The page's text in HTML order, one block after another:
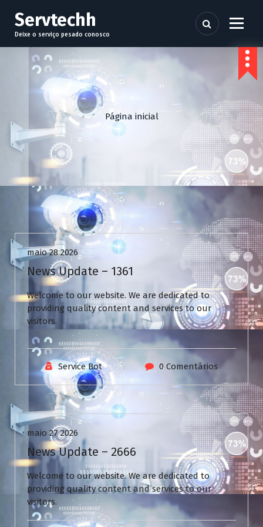
a
e
Servtechh
Deixe o serviço pesado conosco
Página inicial
Uncategorized
maio 28 2026
News Update – 1361
Welcome to our website. We are dedicated to
providing quality content and services to our
visitors.
Service Bot 0 Comentários
Uncategorized
maio 27 2026
News Update – 2666
Welcome to our website. We are dedicated to
providing quality content and services to our
visitors.
V